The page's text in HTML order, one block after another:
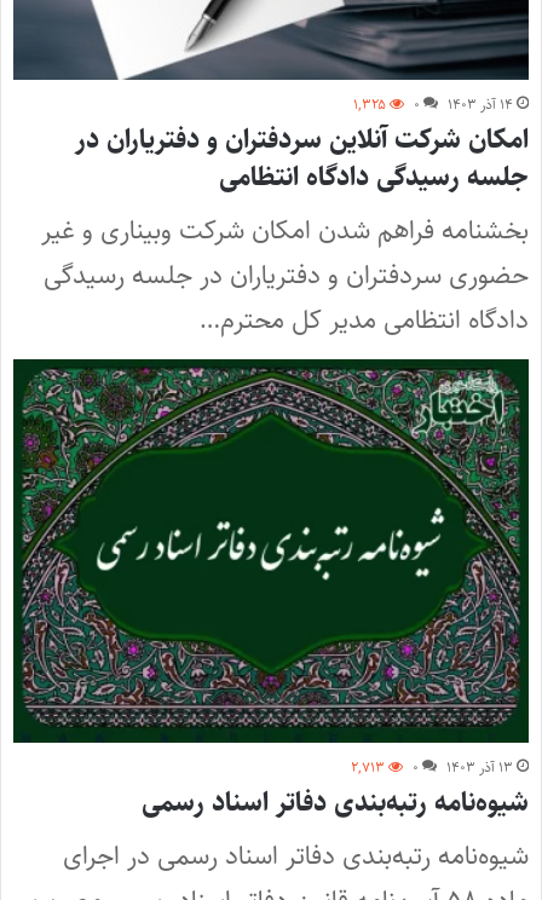
۱۴ آذر ۱۴۰۳ ۰ ۱,۳۲۵
امکان شرکت آنلاین سردفتران و دفتریاران در
جلسه رسیدگی دادگاه انتظامی
بخشنامه فراهم شدن امکان شرکت وبیناری و غیر
حضوری سردفتران و دفتریاران در جلسه رسیدگی
دادگاه انتظامی مدیر کل محترم…
۱۳ آذر ۱۴۰۳ ۰ ۲,۷۱۳
شیوه‌نامه رتبه‌بندی دفاتر اسناد رسمی
شیوه‌نامه رتبه‌بندی دفاتر اسناد رسمی در اجرای